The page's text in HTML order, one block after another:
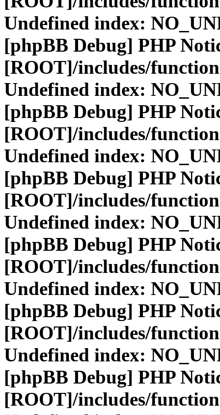
Undefined index:
[phpBB Debug] PHP
[ROOT]/includes/
Undefined index:
[phpBB Debug] PHP
[ROOT]/includes/
Undefined index:
[phpBB Debug] PHP
[ROOT]/includes/
Undefined index:
[phpBB Debug] PHP
[ROOT]/includes/
Undefined index:
[phpBB Debug] PHP
[ROOT]/includes/
Undefined index:
[phpBB Debug] PHP
[ROOT]/includes/